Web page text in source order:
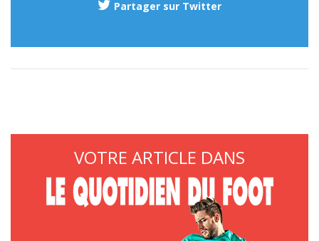
Partager sur Twitter
VOTRE ARTICLE DANS